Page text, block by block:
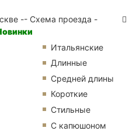
-- Схема проезда -
Итальянские
Длинные
Средней длины
Короткие
Стильные
С капюшоном